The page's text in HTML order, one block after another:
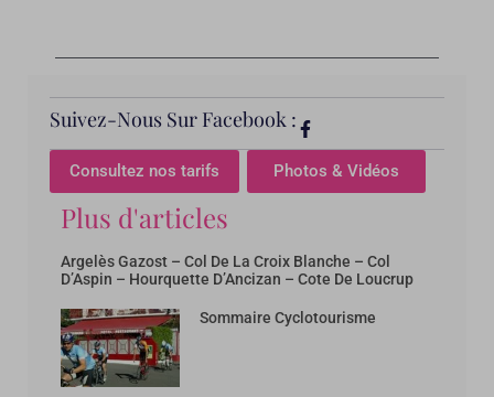
Suivez-Nous Sur Facebook :
Consultez nos tarifs Photos & Vidéos
Plus d'articles
Argelès Gazost – Col De La Croix Blanche – Col
D’Aspin – Hourquette D’Ancizan – Cote De Loucrup
Sommaire Cyclotourisme